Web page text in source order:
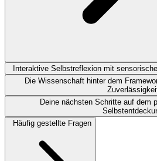
Interaktive Selbstreflexion mit
Die Wissenschaft hinter dem
Deine nächsten Schritte auf dem
Häufig gestellte Fragen